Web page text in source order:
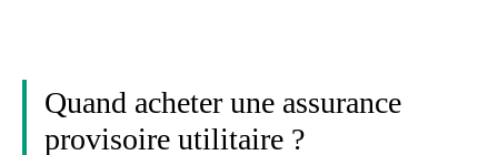
Quand acheter une assurance
provisoire utilitaire ?